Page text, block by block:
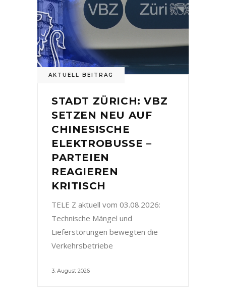
AKTUELL BEITRAG
STADT ZÜRICH: VBZ
SETZEN NEU AUF
CHINESISCHE
ELEKTROBUSSE –
PARTEIEN
REAGIEREN
KRITISCH
TELE Z aktuell vom 03.08.2026:
Technische Mängel und
Lieferstörungen bewegten die
Verkehrsbetriebe
3. August 2026